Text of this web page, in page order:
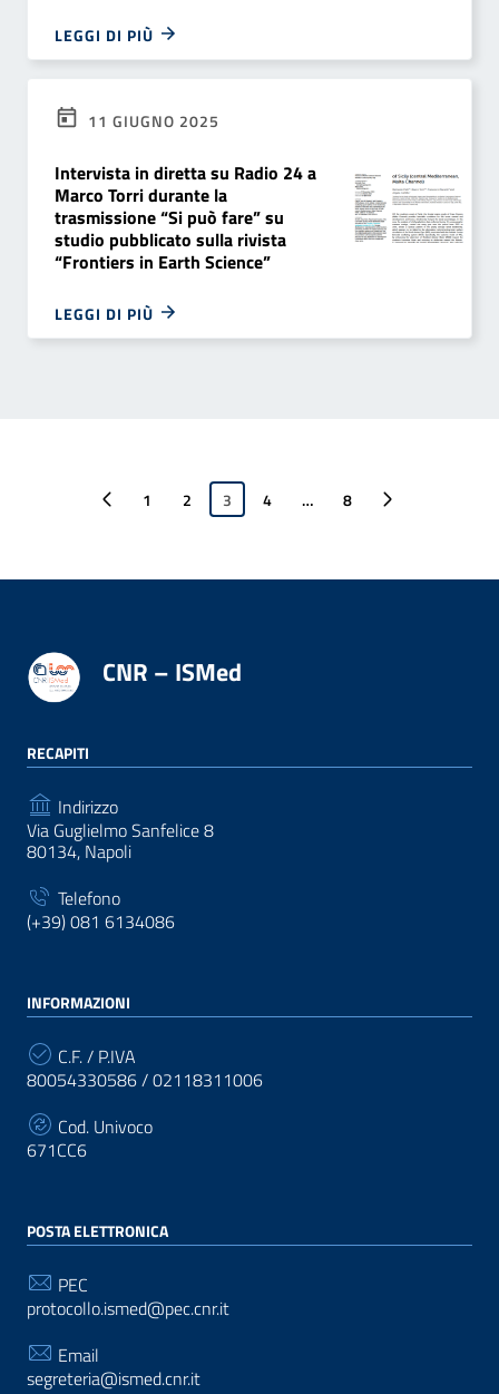
LEGGI DI PIÙ
11 GIUGNO 2025
Intervista in diretta su Radio 24 a
Marco Torri durante la
trasmissione “Si può fare” su
studio pubblicato sulla rivista
“Frontiers in Earth Science”
LEGGI DI PIÙ
Pagina precedente
1 2 3 4 … 8
Pagina successiva
CNR – ISMed
RECAPITI
Indirizzo
Via Guglielmo Sanfelice 8
80134, Napoli
Telefono
(+39) 081 6134086
INFORMAZIONI
C.F. / P.IVA
80054330586 / 02118311006
Cod. Univoco
671CC6
POSTA ELETTRONICA
PEC
protocollo.ismed@pec.cnr.it
Email
segreteria@ismed.cnr.it